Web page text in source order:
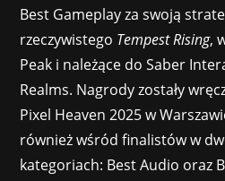
Best Gameplay za swoją
rzeczywistego Tempest Rising,
Peak i należące do Saber
Realms. Nagrody zostały
Pixel Heaven 2025 w
również wśród finalistów w
kategoriach: Best Audio oraz